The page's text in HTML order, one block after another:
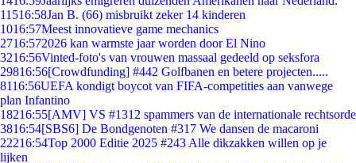
11516:58Jan B. (66) misbruikt zeker 14 kinderen
1016:57Meest innovatieve game mechanics
2716:572026 kan warmste jaar worden door El Nino
3216:56Vinted-foto's van vrouwen massaal gedeeld op seksfora
29816:56[Crowdfunding] #442 Golfbanen en betere projecten.....
8116:56UEFA kondigt boycot van FIFA-competities aan vanwege
plan Infantino
18216:55[AMV] VS #1312 spammers van de internationale rechtsorde
3816:54[SBS6] De Bondgenoten #317 We dansen de macaroni
22216:54Top 2000 Editie 2025 #243 Alle dikzakken willen op je
lijken